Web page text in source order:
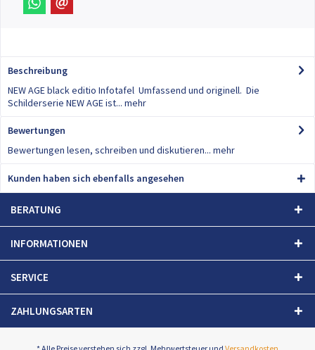
Beschreibung
NEW AGE black editio Infotafel Umfassend und originell. Die
Schilderserie NEW AGE ist... mehr
Bewertungen
Bewertungen lesen, schreiben und diskutieren... mehr
Kunden haben sich ebenfalls angesehen
BERATUNG
INFORMATIONEN
SERVICE
ZAHLUNGSARTEN